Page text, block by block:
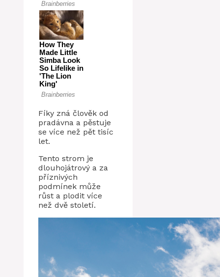
Fíky zná člověk od
pradávna a pěstuje
se více než pět tisíc
let.
Tento strom je
dlouhojátrový a za
příznivých
podmínek může
růst a plodit více
než dvě století.